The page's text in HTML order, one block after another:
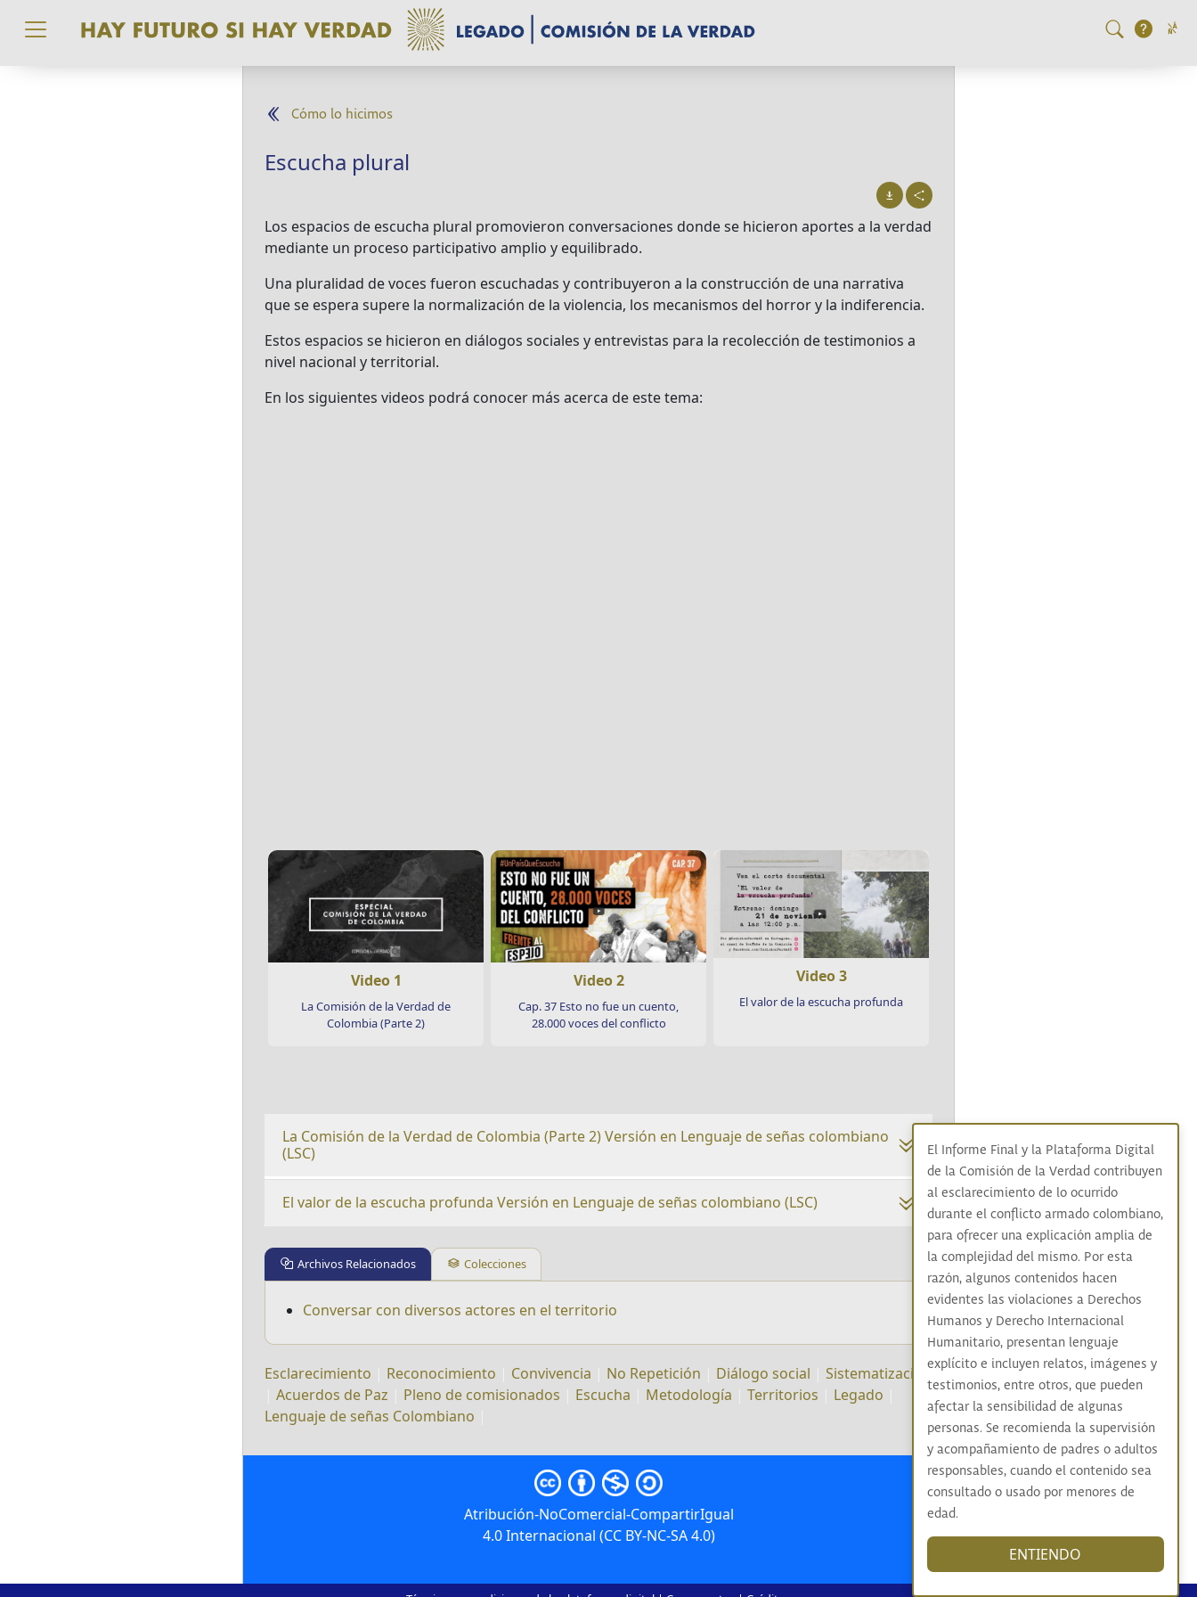
Pasar al contenido principal
Cómo lo hicimos
Escucha plural
Los espacios de escucha plural promovieron conversaciones donde se hicieron aportes a la verdad
mediante un proceso participativo amplio y equilibrado.
Una pluralidad de voces fueron escuchadas y contribuyeron a la construcción de una narrativa
que se espera supere la normalización de la violencia, los mecanismos del horror y la indiferencia.
Estos espacios se hicieron en diálogos sociales y entrevistas para la recolección de testimonios a
nivel nacional y territorial.
En los siguientes videos podrá conocer más acerca de este tema:
Video 1
La Comisión de la Verdad de
Colombia (Parte 2)
Video 2
Cap. 37 Esto no fue un cuento,
28.000 voces del conflicto
Video 3
El valor de la escucha profunda
La Comisión de la Verdad de Colombia (Parte 2) Versión en Lenguaje de señas colombiano
(LSC)
El valor de la escucha profunda Versión en Lenguaje de señas colombiano (LSC)
Archivos Relacionados Colecciones
Conversar con diversos actores en el territorio
Esclarecimiento Reconocimiento Convivencia No Repetición Diálogo social
Sistematización
Acuerdos de Paz Pleno de comisionados Escucha Metodología Territorios Legado
Lenguaje de señas Colombiano
Atribución-NoComercial-CompartirIgual
4.0 Internacional (CC BY-NC-SA 4.0)
El Informe Final y la Plataforma Digital
de la Comisión de la Verdad contribuyen
al esclarecimiento de lo ocurrido
durante el conflicto armado colombiano,
para ofrecer una explicación amplia de
la complejidad del mismo. Por esta
razón, algunos contenidos hacen
evidentes las violaciones a Derechos
Humanos y Derecho Internacional
Humanitario, presentan lenguaje
explícito e incluyen relatos, imágenes y
testimonios, entre otros, que pueden
afectar la sensibilidad de algunas
personas. Se recomienda la supervisión
y acompañamiento de padres o adultos
responsables, cuando el contenido sea
consultado o usado por menores de
edad.
ENTIENDO